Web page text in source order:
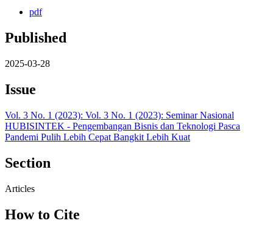
pdf
Published
2025-03-28
Issue
Vol. 3 No. 1 (2023): Vol. 3 No. 1 (2023): Seminar Nasional
HUBISINTEK - Pengembangan Bisnis dan Teknologi Pasca
Pandemi Pulih Lebih Cepat Bangkit Lebih Kuat
Section
Articles
How to Cite